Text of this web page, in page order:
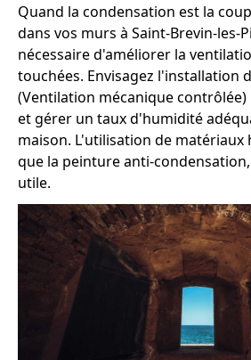
Quand la condensation est la
dans vos murs à Saint-Brevin-les-
nécessaire d'améliorer la
touchées. Envisagez l'installation
(Ventilation mécanique
et gérer un taux d'humidité
maison. L'utilisation de matériaux
que la peinture anti-
utile.